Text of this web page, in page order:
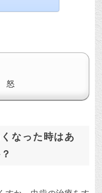
怒
なった時はあ